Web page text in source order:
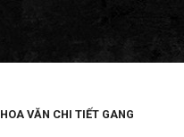
HOA VĂN CHI TIẾT GANG